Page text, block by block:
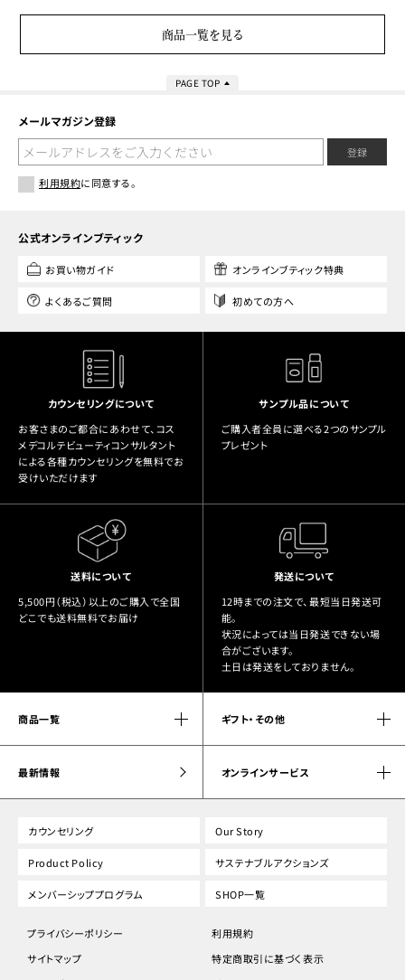
商品一覧を見る
PAGE TOP
メールマガジン登録
登録
利用規約に同意する。
公式オンラインブティック
お買い物ガイド オンラインブティック特典
よくあるご質問 初めての方へ
カウンセリングについて
お客さまのご都合にあわせて、コス
メデコルテビューティコンサルタント
による各種カウンセリングを無料でお
受けいただけます
サンプル品について
ご購入者全員に選べる2つのサンプル
プレゼント
送料について
5,500円（税込）以上のご購入で全国
どこでも送料無料でお届け
発送について
12時までの注文で、最短当日発送可
能。
状況によっては当日発送できない場
合がございます。
土日は発送をしておりません。
商品一覧 ギフト・その他
最新情報 オンラインサービス
カウンセリング Our Story
Product Policy サステナブルアクションズ
メンバーシッププログラム SHOP一覧
プライバシーポリシー
利用規約
サイトマップ
特定商取引に基づく表示